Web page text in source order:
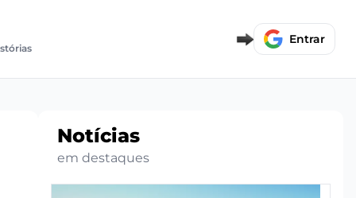
Entrar
Notícias
em destaques